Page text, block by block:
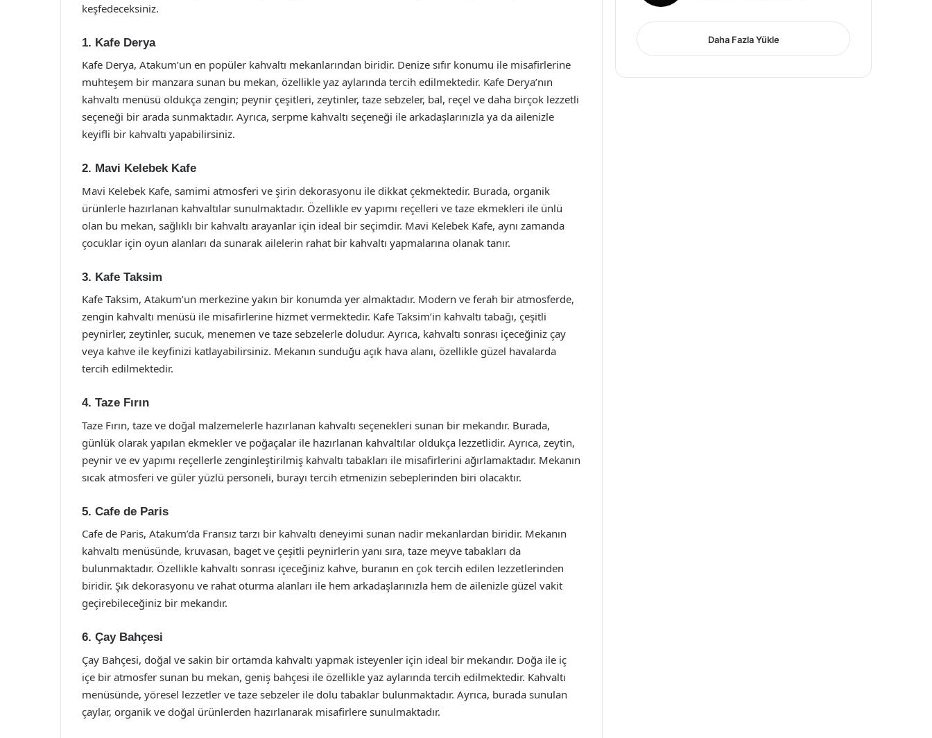
keşfedeceksiniz.
1. Kafe Derya
Kafe Derya, Atakum’un en popüler kahvaltı mekanlarından biridir. Denize sıfır konumu ile misafirlerine
muhteşem bir manzara sunan bu mekan, özellikle yaz aylarında tercih edilmektedir. Kafe Derya’nın
kahvaltı menüsü oldukça zengin; peynir çeşitleri, zeytinler, taze sebzeler, bal, reçel ve daha birçok lezzetli
seçeneği bir arada sunmaktadır. Ayrıca, serpme kahvaltı seçeneği ile arkadaşlarınızla ya da ailenizle
keyifli bir kahvaltı yapabilirsiniz.
2. Mavi Kelebek Kafe
Mavi Kelebek Kafe, samimi atmosferi ve şirin dekorasyonu ile dikkat çekmektedir. Burada, organik
ürünlerle hazırlanan kahvaltılar sunulmaktadır. Özellikle ev yapımı reçelleri ve taze ekmekleri ile ünlü
olan bu mekan, sağlıklı bir kahvaltı arayanlar için ideal bir seçimdir. Mavi Kelebek Kafe, aynı zamanda
çocuklar için oyun alanları da sunarak ailelerin rahat bir kahvaltı yapmalarına olanak tanır.
3. Kafe Taksim
Kafe Taksim, Atakum’un merkezine yakın bir konumda yer almaktadır. Modern ve ferah bir atmosferde,
zengin kahvaltı menüsü ile misafirlerine hizmet vermektedir. Kafe Taksim’in kahvaltı tabağı, çeşitli
peynirler, zeytinler, sucuk, menemen ve taze sebzelerle doludur. Ayrıca, kahvaltı sonrası içeceğiniz çay
veya kahve ile keyfinizi katlayabilirsiniz. Mekanın sunduğu açık hava alanı, özellikle güzel havalarda
tercih edilmektedir.
4. Taze Fırın
Taze Fırın, taze ve doğal malzemelerle hazırlanan kahvaltı seçenekleri sunan bir mekandır. Burada,
günlük olarak yapılan ekmekler ve poğaçalar ile hazırlanan kahvaltılar oldukça lezzetlidir. Ayrıca, zeytin,
peynir ve ev yapımı reçellerle zenginleştirilmiş kahvaltı tabakları ile misafirlerini ağırlamaktadır. Mekanın
sıcak atmosferi ve güler yüzlü personeli, burayı tercih etmenizin sebeplerinden biri olacaktır.
5. Cafe de Paris
Cafe de Paris, Atakum’da Fransız tarzı bir kahvaltı deneyimi sunan nadir mekanlardan biridir. Mekanın
kahvaltı menüsünde, kruvasan, baget ve çeşitli peynirlerin yanı sıra, taze meyve tabakları da
bulunmaktadır. Özellikle kahvaltı sonrası içeceğiniz kahve, buranın en çok tercih edilen lezzetlerinden
biridir. Şık dekorasyonu ve rahat oturma alanları ile hem arkadaşlarınızla hem de ailenizle güzel vakit
geçirebileceğiniz bir mekandır.
6. Çay Bahçesi
Çay Bahçesi, doğal ve sakin bir ortamda kahvaltı yapmak isteyenler için ideal bir mekandır. Doğa ile iç
içe bir atmosfer sunan bu mekan, geniş bahçesi ile özellikle yaz aylarında tercih edilmektedir. Kahvaltı
menüsünde, yöresel lezzetler ve taze sebzeler ile dolu tabaklar bulunmaktadır. Ayrıca, burada sunulan
çaylar, organik ve doğal ürünlerden hazırlanarak misafirlere sunulmaktadır.
Daha Fazla Yükle